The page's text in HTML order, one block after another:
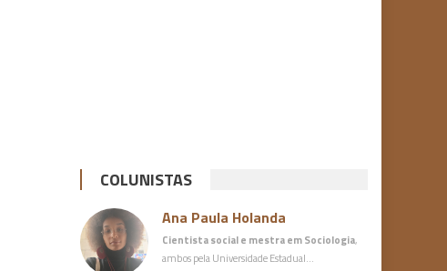
COLUNISTAS
Ana Paula Holanda
Cientista social e mestra em Sociologia,
ambos pela Universidade Estadual…